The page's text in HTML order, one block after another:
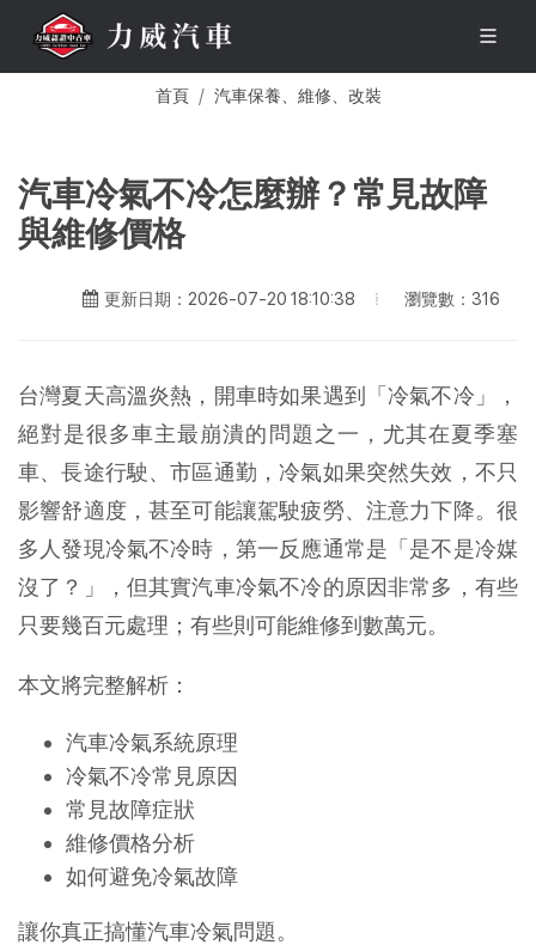
首頁 汽車保養、維修、改裝
汽車冷氣不冷怎麼辦？常見故障
與維修價格
更新日期：2026-07-20 18:10:38 瀏覽數：316
台灣夏天高溫炎熱，開車時如果遇到「冷氣不冷」，
絕對是很多車主最崩潰的問題之一，尤其在夏季塞
車、長途行駛、市區通勤，冷氣如果突然失效，不只
影響舒適度，甚至可能讓駕駛疲勞、注意力下降。很
多人發現冷氣不冷時，第一反應通常是「是不是冷媒
沒了？」，但其實汽車冷氣不冷的原因非常多，有些
只要幾百元處理；有些則可能維修到數萬元。
本文將完整解析：
汽車冷氣系統原理
冷氣不冷常見原因
常見故障症狀
維修價格分析
如何避免冷氣故障
讓你真正搞懂汽車冷氣問題。